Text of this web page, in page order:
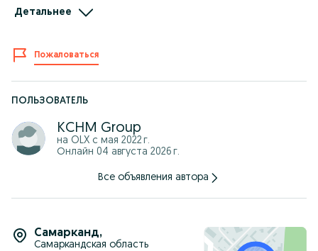
Tijoriy taklif olish uchun hoziroq qo'ng'iroq qiling:
ТЕХНИЧЕСКИЕ ХАРАКТЕРИСТИКИ:
Эксплуатационная масса: 22 000 кг (22 тонны)
Вместимость ковша: 1.0 м³
5.9 л)
Макс. глубина копания: 6 562 мм
Макс. радиус копания: 9 870 мм
Макс. высота выгрузки: 7 170 мм
Габариты для транспортировки: 9 540 х 2 990 х 3 140 мм
Звоните для получения коммерческого предложения:
+998 (90) 000-08-88
Детальнее
Пожаловаться
ПОЛЬЗОВАТЕЛЬ
KCHM Group
на OLX с мая 2022 г.
Онлайн 04 августа 2026 г.
Все объявления автора
Самарканд,
Самаркандская область